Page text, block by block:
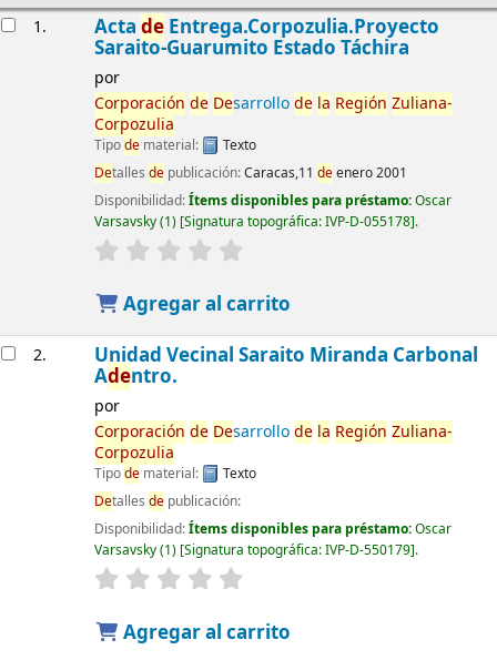
1. Acta deEntrega.Corpozulia.Proyecto
Saraito-Guarumito Estado Táchira
por
Corporación de Desarrollode la Región Zuliana-
Corpozulia
Tipodematerial:
Texto
Detalles depublicación:Caracas,11 deenero 2001
Disponibilidad:Ítems disponibles para préstamo:Oscar
Varsavsky(1) Signatura topográfica:IVP-D-055178 .
Agregar al carrito
2. Unidad Vecinal Saraito Miranda Carbonal
Adentro.
por
Corporación de Desarrollode la Región Zuliana-
Corpozulia
Tipodematerial:
Texto
Detalles depublicación:
Disponibilidad:Ítems disponibles para préstamo:Oscar
Varsavsky(1) Signatura topográfica:IVP-D-550179 .
Agregar al carrito